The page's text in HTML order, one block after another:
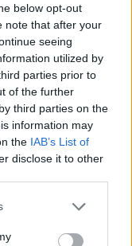
below opt-out
note that after your
seeing
utilized by
parties prior to
of the further
third parties on the
information may
the IAB’s List of
disclose it to other
or more Google
You may click to
λύκων,
ο ερευνητής
λευκού
της
για τη ναυτιλία:
μεταναστευτικό: